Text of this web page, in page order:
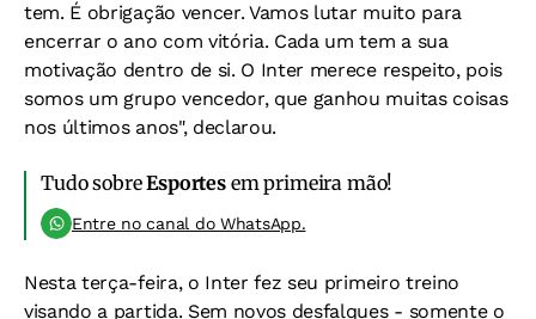
tem. É obrigação vencer. Vamos lutar muito para
encerrar o ano com vitória. Cada um tem a sua
motivação dentro de si. O Inter merece respeito, pois
somos um grupo vencedor, que ganhou muitas coisas
nos últimos anos", declarou.
Tudo sobreEsportesem primeira mão!
Entre no canal do WhatsApp.
Nesta terça-feira, o Inter fez seu primeiro treino
visando a partida. Sem novos desfalques - somente o